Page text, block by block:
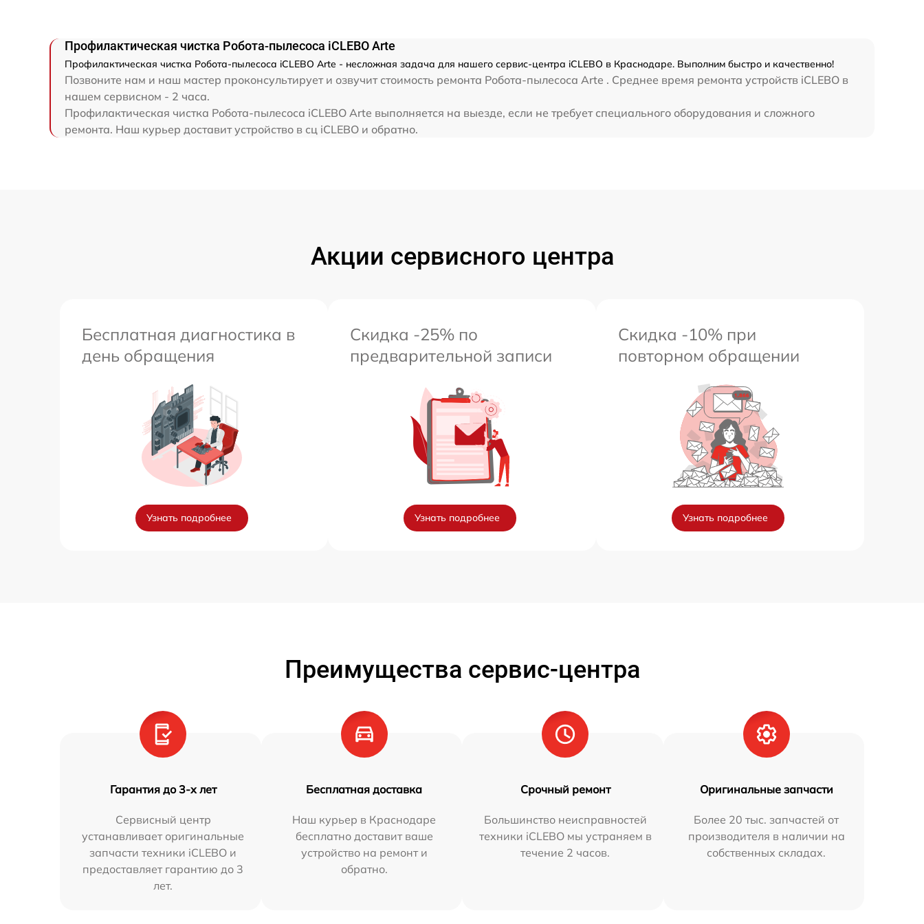
Профилактическая чистка Робота-пылесоса iCLEBO Arte
Профилактическая чистка Робота-пылесоса iCLEBO Arte - несложная задача для нашего сервис-центра iCLEBO в Краснодаре. Выполним быстро и качественно!
Позвоните нам и наш мастер проконсультирует и озвучит стоимость ремонта Робота-пылесоса Arte . Среднее время ремонта устройств iCLEBO в
нашем сервисном - 2 часа.
Профилактическая чистка Робота-пылесоса iCLEBO Arte выполняется на выезде, если не требует специального оборудования и сложного
ремонта. Наш курьер доставит устройство в сц iCLEBO и обратно.
Акции сервисного центра
Бесплатная диагностика в
день обращения
Узнать подробнее
Скидка -25% по
предварительной записи
Узнать подробнее
Скидка -10% при
повторном обращении
Узнать подробнее
Преимущества сервис-центра
Гарантия до 3-х лет
Сервисный центр
устанавливает оригинальные
запчасти техники iCLEBO и
предоставляет гарантию до 3
лет.
Бесплатная доставка
Наш курьер в Краснодаре
бесплатно доставит ваше
устройство на ремонт и
обратно.
Срочный ремонт
Большинство неисправностей
техники iCLEBO мы устраняем в
течение 2 часов.
Оригинальные запчасти
Более 20 тыс. запчастей от
производителя в наличии на
собственных складах.